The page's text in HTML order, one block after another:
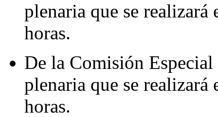
plenaria que se
horas.
De la Comisión
plenaria que se
horas.